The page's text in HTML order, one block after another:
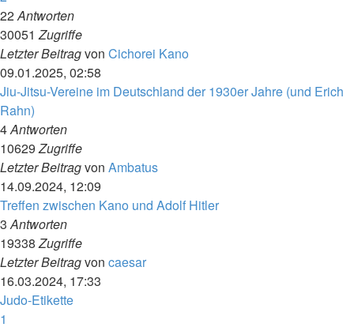
22Antworten
30051Zugriffe
Letzter Beitragvon Cichorei Kano
09.01.2025, 02:58
Jiu-Jitsu-Vereine im Deutschland der 1930er Jahre (und Erich
Rahn)
4Antworten
10629Zugriffe
Letzter Beitragvon Ambatus
14.09.2024, 12:09
Treffen zwischen Kano und Adolf Hitler
3Antworten
19338Zugriffe
Letzter Beitragvon caesar
16.03.2024, 17:33
Judo-Etikette
1